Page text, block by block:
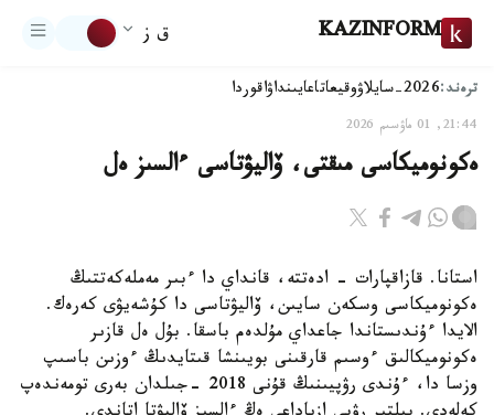
KAZINFORM ق ز
ترەند:2026-سايلاۋ وقيعاتاعايىنداۋاقوردا
21:44, 01 ماۋسىم 2026
ەكونوميكاسى مىقتى، ۆاليۋتاسى ءالسىز ەل
استانا. قازاقپارات - ادەتتە، قانداي دا ءبىر مەملەكەتتىڭ
ەكونوميكاسى وسكەن سايىن، ۆاليۋتاسى دا كۇشەيۋى كەرەك.
الايدا ءۇندىستاندا جاعداي مۇلدەم باسقا. بۇل ەل قازىر
ەكونوميكالىق ءوسىم قارقىنى بويىنشا قىتايدىڭ ءوزىن باسىپ
وزسا دا، ءۇندى رۋپيىنىڭ قۇنى 2018 -جىلدان بەرى تومەندەپ